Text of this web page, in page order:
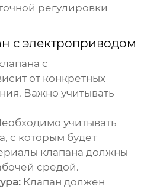
регулировки
с электроприводом
с
от конкретных
Важно учитывать
учитывать
с которым будет
клапана должны
средой.
Клапан должен